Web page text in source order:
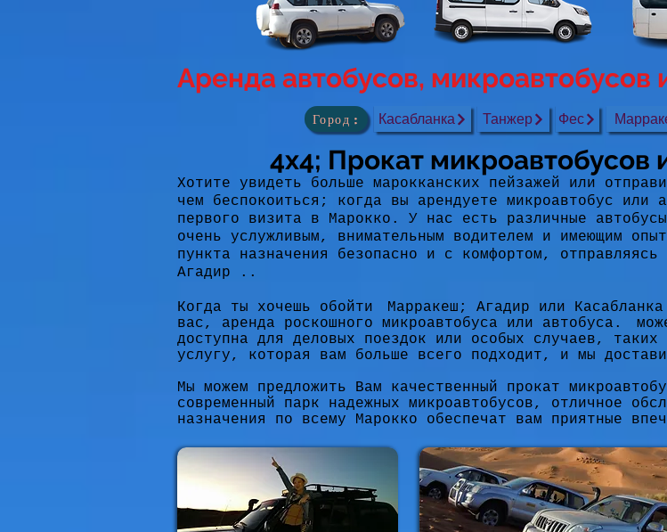
Аренда автобусов, микроавтобусов
Город : Касабланка Танжер Фес
4х4; Прокат микроавтобусов
Хотите увидеть больше марокканских пейзажей или
чем беспокоиться; когда вы арендуете микроавтобус
первого визита в Марокко. У нас есть различные
очень услужливым, внимательным водителем и имеющим
пункта назначения безопасно и с комфортом,
Агадир ..
Когда ты хочешь обойти
Марракеш; Агадир или
вас, аренда роскошного микроавтобуса или автобуса.
доступна для деловых поездок или особых случаев,
услугу, которая вам больше всего подходит, и мы
Мы можем предложить Вам качественный прокат
современный парк надежных микроавтобусов, отличное
назначения по всему Марокко обеспечат вам приятные